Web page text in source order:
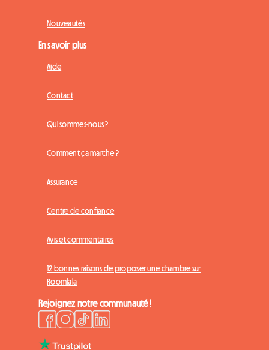
Nouveautés
En savoir plus
Aide
Contact
Qui sommes-nous ?
Comment ça marche ?
Assurance
Centre de confiance
Avis et commentaires
12 bonnes raisons de proposer une chambre sur
Roomlala
Rejoignez notre communauté !